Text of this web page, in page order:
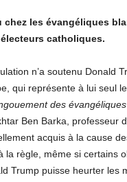
les évangéliques
catholiques.
n’a soutenu Donald
qui représente à lui seul
des
Ben Barka, professeur
acquis à la cause
la règle, même si certains
Trump puisse heurter les